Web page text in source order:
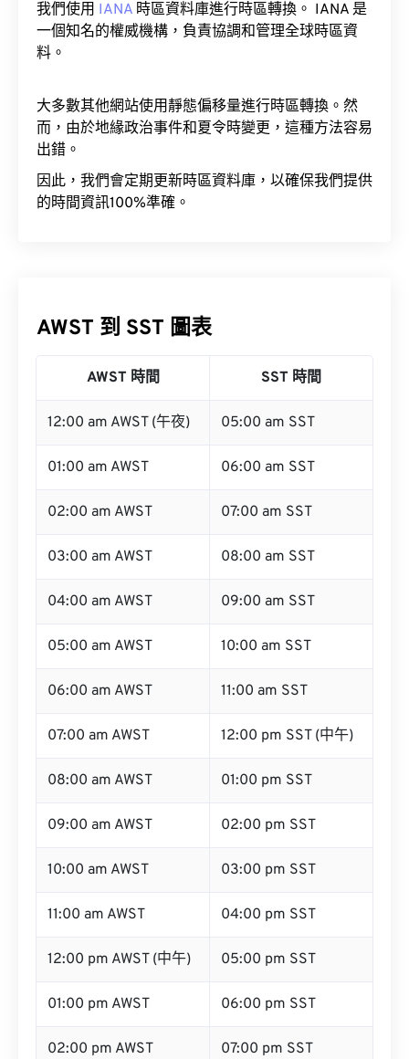
我們使用 IANA 時區資料庫進行時區轉換。 IANA 是
一個知名的權威機構，負責協調和管理全球時區資
料。
大多數其他網站使用靜態偏移量進行時區轉換。然
而，由於地緣政治事件和夏令時變更，這種方法容易
出錯。
因此，我們會定期更新時區資料庫，以確保我們提供
的時間資訊100%準確。
AWST 到 SST 圖表
AWST 時間 SST 時間
12:00 am AWST (午夜) 05:00 am SST
01:00 am AWST 06:00 am SST
02:00 am AWST 07:00 am SST
03:00 am AWST 08:00 am SST
04:00 am AWST 09:00 am SST
05:00 am AWST 10:00 am SST
06:00 am AWST 11:00 am SST
07:00 am AWST 12:00 pm SST (中午)
08:00 am AWST 01:00 pm SST
09:00 am AWST 02:00 pm SST
10:00 am AWST 03:00 pm SST
11:00 am AWST 04:00 pm SST
12:00 pm AWST (中午) 05:00 pm SST
01:00 pm AWST 06:00 pm SST
02:00 pm AWST 07:00 pm SST